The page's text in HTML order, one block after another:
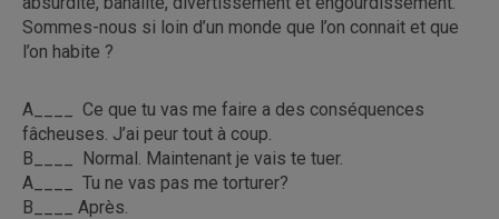
Sommes-nous si loin d’un monde que l’on connait et que
l’on habite ?
A____ Ce que tu vas me faire a des conséquences
fâcheuses. J’ai peur tout à coup.
B____ Normal. Maintenant je vais te tuer.
A____ Tu ne vas pas me torturer?
B____ Après.